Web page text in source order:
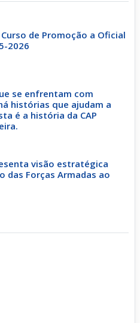
de Promoção a Oficial
2026
se enfrentam com
histórias que ajudam a
é a história da CAP
visão estratégica
das Forças Armadas ao